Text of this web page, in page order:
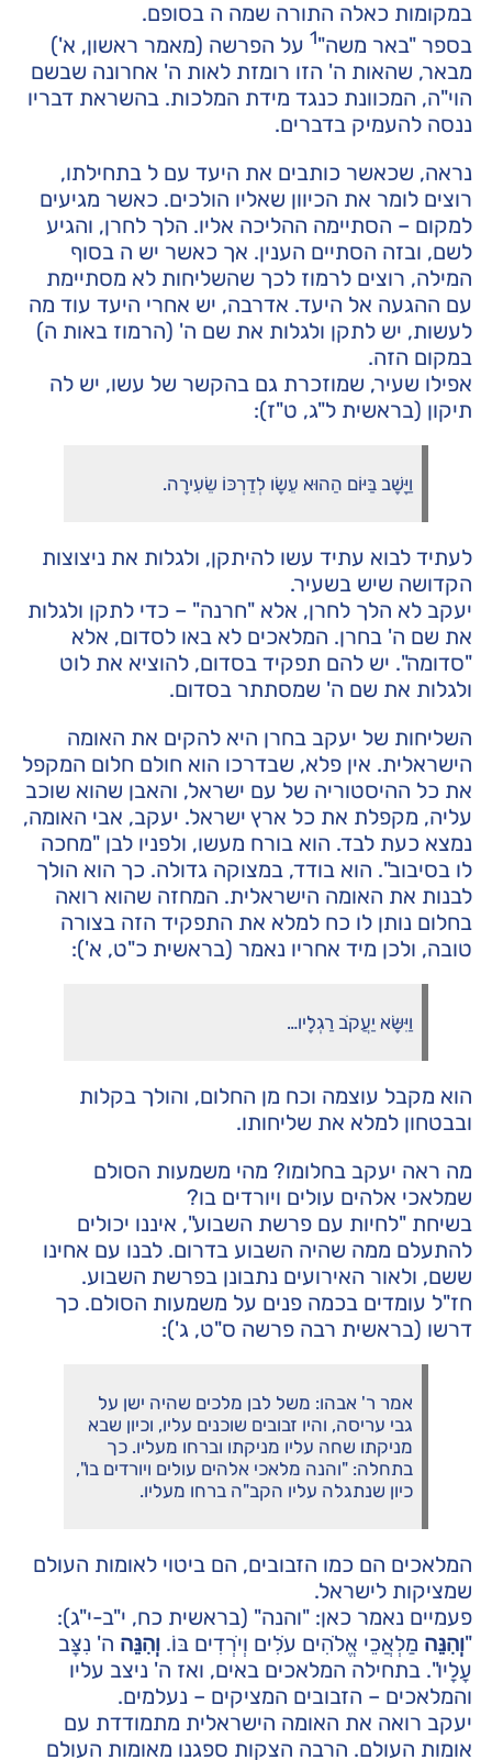
במקומות כאלה התורה שמה ה בסופם.
בספר "באר משה"1 על הפרשה (מאמר ראשון, א')
מבאר, שהאות ה' הזו רומזת לאות ה' אחרונה שבשם
הוי"ה, המכוונת כנגד מידת המלכות. בהשראת דבריו
ננסה להעמיק בדברים.
נראה, שכאשר כותבים את היעד עם ל בתחילתו,
רוצים לומר את הכיוון שאליו הולכים. כאשר מגיעים
למקום – הסתיימה ההליכה אליו. הלך לחרן, והגיע
לשם, ובזה הסתיים הענין. אך כאשר יש ה בסוף
המילה, רוצים לרמוז לכך שהשליחות לא מסתיימת
עם ההגעה אל היעד. אדרבה, יש אחרי היעד עוד מה
לעשות, יש לתקן ולגלות את שם ה' (הרמוז באות ה)
במקום הזה.
אפילו שעיר, שמוזכרת גם בהקשר של עשו, יש לה
תיקון (בראשית ל"ג, ט"ז):
וַיָּשָׁב בַּיּוֹם הַהוּא עֵשָׂו לְדַרְכּוֹ שֵׂעִירָה.
לעתיד לבוא עתיד עשו להיתקן, ולגלות את ניצוצות
הקדושה שיש בשעיר.
יעקב לא הלך לחרן, אלא "חרנה" – כדי לתקן ולגלות
את שם ה' בחרן. המלאכים לא באו לסדום, אלא
"סדומה". יש להם תפקיד בסדום, להוציא את לוט
ולגלות את שם ה' שמסתתר בסדום.
השליחות של יעקב בחרן היא להקים את האומה
הישראלית. אין פלא, שבדרכו הוא חולם חלום המקפל
את כל ההיסטוריה של עם ישראל, והאבן שהוא שוכב
עליה, מקפלת את כל ארץ ישראל. יעקב, אבי האומה,
נמצא כעת לבד. הוא בורח מעשו, ולפניו לבן "מחכה
לו בסיבוב". הוא בודד, במצוקה גדולה. כך הוא הולך
לבנות את האומה הישראלית. המחזה שהוא רואה
בחלום נותן לו כח למלא את התפקיד הזה בצורה
טובה, ולכן מיד אחריו נאמר (בראשית כ"ט, א'):
וַיִּשָּׂא יַעֲקֹב רַגְלָיו…
הוא מקבל עוצמה וכח מן החלום, והולך בקלות
ובבטחון למלא את שליחותו.
מה ראה יעקב בחלומו? מהי משמעות הסולם
שמלאכי אלהים עולים ויורדים בו?
בשיחת "לחיות עם פרשת השבוע", איננו יכולים
להתעלם ממה שהיה השבוע בדרום. לבנו עם אחינו
ששם, ולאור האירועים נתבונן בפרשת השבוע.
חז"ל עומדים בכמה פנים על משמעות הסולם. כך
דרשו (בראשית רבה פרשה ס"ט, ג'):
אמר ר' אבהו: משל לבן מלכים שהיה ישן על
גבי עריסה, והיו זבובים שוכנים עליו, וכיון שבא
מניקתו שחה עליו מניקתו וברחו מעליו. כך
בתחלה: "והנה מלאכי אלהים עולים ויורדים בו",
כיון שנתגלה עליו הקב"ה ברחו מעליו.
המלאכים הם כמו הזבובים, הם ביטוי לאומות העולם
שמציקות לישראל.
פעמיים נאמר כאן: "והנה" (בראשית כח, י"ב-י"ג):
"וְהִנֵּה מַלְאֲכֵי אֱלֹהִים עֹלִים וְיֹרְדִים בּוֹ. וְהִנֵּה ה' נִצָּב
עָלָיו". בתחילה המלאכים באים, ואז ה' ניצב עליו
והמלאכים – הזבובים המציקים – נעלמים.
יעקב רואה את האומה הישראלית מתמודדת עם
אומות העולם. הרבה הצקות ספגנו מאומות העולם